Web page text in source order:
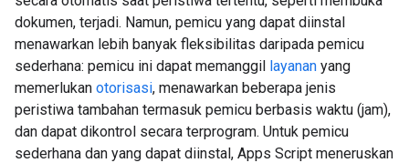
dokumen, terjadi. Namun, pemicu yang dapat diinstal
menawarkan lebih banyak fleksibilitas daripada pemicu
sederhana: pemicu ini dapat memanggil layanan yang
memerlukan otorisasi, menawarkan beberapa jenis
peristiwa tambahan termasuk pemicu berbasis waktu (jam),
dan dapat dikontrol secara terprogram. Untuk pemicu
sederhana dan yang dapat diinstal, Apps Script meneruskan